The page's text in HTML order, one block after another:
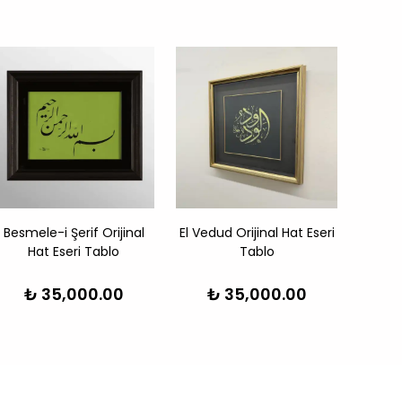
Besmele-i Şerif Orijinal
Hat Eseri Tablo
₺ 35,000.00
El Vedud Orijinal Hat Eseri
Tablo
₺ 35,000.00